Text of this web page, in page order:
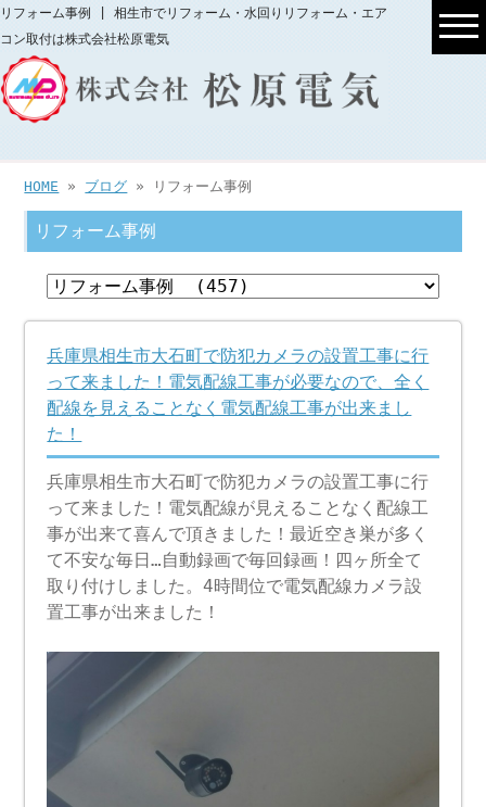
リフォーム事例 | 相生市でリフォーム・水回りリフォーム・エア
コン取付は株式会社松原電気
HOME » ブログ » リフォーム事例
リフォーム事例
兵庫県相生市大石町で防犯カメラの設置工事に行
って来ました！電気配線工事が必要なので、全く
配線を見えることなく電気配線工事が出来まし
た！
兵庫県相生市大石町で防犯カメラの設置工事に行
って来ました！電気配線が見えることなく配線工
事が出来て喜んで頂きました！最近空き巣が多く
て不安な毎日…自動録画で毎回録画！四ヶ所全て
取り付けしました。4時間位で電気配線カメラ設
置工事が出来ました！